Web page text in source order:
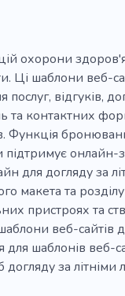
охорони
Ці шаблони веб-
відгуків,
контактних
Функція
онлайн-
для догляду за
макета та
пристроях та
веб-
для шаблонів веб-
за